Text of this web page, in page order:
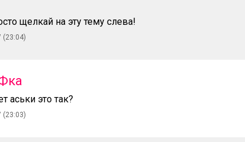
щелкай на эту тему слева!
(23:04)
аськи это так?
(23:03)